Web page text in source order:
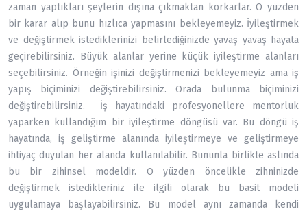
zaman yaptıkları şeylerin dışına çıkmaktan korkarlar. O yüzden
bir karar alıp bunu hızlıca yapmasını bekleyemeyiz. İyileştirmek
ve değiştirmek istediklerinizi belirlediğinizde yavaş yavaş hayata
geçirebilirsiniz. Büyük alanlar yerine küçük iyileştirme alanları
seçebilirsiniz. Örneğin işinizi değiştirmenizi bekleyemeyiz ama iş
yapış biçiminizi değiştirebilirsiniz. Orada bulunma biçiminizi
değiştirebilirsiniz. İş hayatındaki profesyonellere mentorluk
yaparken kullandığım bir iyileştirme döngüsü var. Bu döngü iş
hayatında, iş geliştirme alanında iyileştirmeye ve geliştirmeye
ihtiyaç duyulan her alanda kullanılabilir. Bununla birlikte aslında
bu bir zihinsel modeldir. O yüzden öncelikle zihninizde
değiştirmek istedikleriniz ile ilgili olarak bu basit modeli
uygulamaya başlayabilirsiniz. Bu model aynı zamanda kendi